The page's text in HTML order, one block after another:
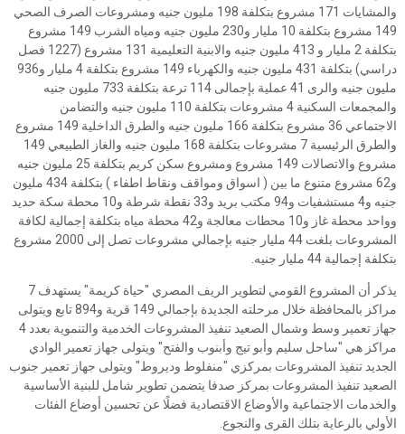
والمشايات 171 مشروع بتكلفة 198 مليون جنيه ومشروعات الصرف الصحي
149 مشروع بتكلفة 10 مليار و230 مليون جنيه ومياه الشرب 149 مشروع
بتكلفة 2 مليار و 413 مليون جنيه والابنية التعليمية 131 مشروع (1227 فصل
دراسي) بتكلفة 431 مليون جنيه والكهرباء 149 مشروع بتكلفة 4 مليار و936
مليون جنيه والرى 41 عملية بإجمالى 114 ترعة بتكلفة 733 مليون جنيه
والمجمعات السكنية 4 مشروعات بتكلفة 110 مليون جنيه والتضامن
الاجتماعي 36 مشروع بتكلفة 166 مليون جنيه والطرق الداخلية 149 مشروع
والطرق الرئيسية 7 مشروعات بتكلفة 168 مليون جنيه والغاز الطبيعي 149
مشروع والاتصالات 149 مشروع ومشروع سكن كريم بتكلفة 25 مليون جنيه
و62 مشروع متنوع ما بين ( اسواق ومواقف ونقاط اطفاء ) بتكلفة 434 مليون
جنيه و4 مستشفيات و94 مكتب بريد و33 نقطة شرطة و10 محطة سكة حديد
وواحد محطة غاز و10 محطات معالجة و42 محطة مياه بتكلفة إجمالية لكافة
المشروعات بلغت 44 مليار جنيه بإجمالي مشروعات تصل إلى 2000 مشروع
بتكلفة إجمالية 44 مليار جنيه.
يذكر أن المشروع القومي لتطوير الريف المصري "حياة كريمة" يستهدف 7
مراكز بالمحافظة خلال مرحلته الجديدة بإجمالي 149 قرية و894 تابع ويتولى
جهاز تعمير وسط وشمال الصعيد تنفيذ المشروعات الخدمية والتنموية بعدد 4
مراكز هي "ساحل سليم وأبو تيج وأبنوب والفتح" ويتولى جهاز تعمير الوادي
الجديد تنفيذ المشروعات بمركزي "منفلوط وديروط" ويتولى جهاز تعمير جنوب
الصعيد تنفيذ المشروعات بمركز صدفا يتضمن تطوير شامل للبنية الأساسية
والخدمات الاجتماعية والأوضاع الاقتصادية فضلًا عن تحسين أوضاع الفئات
الأولي بالرعاية بتلك القرى والنجوع.